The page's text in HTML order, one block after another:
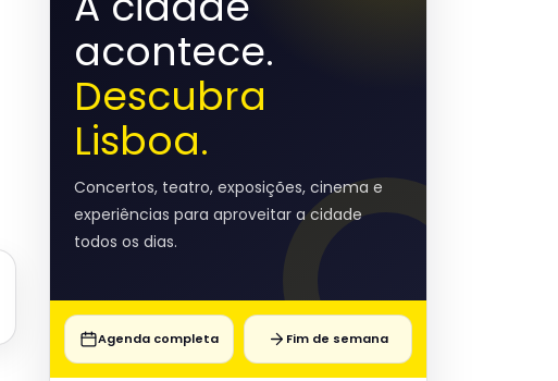
acontece.
Descubra
Lisboa.
Concertos, teatro, exposições, cinema e
experiências para aproveitar a cidade
todos os dias.
Agenda completa Fim de semana